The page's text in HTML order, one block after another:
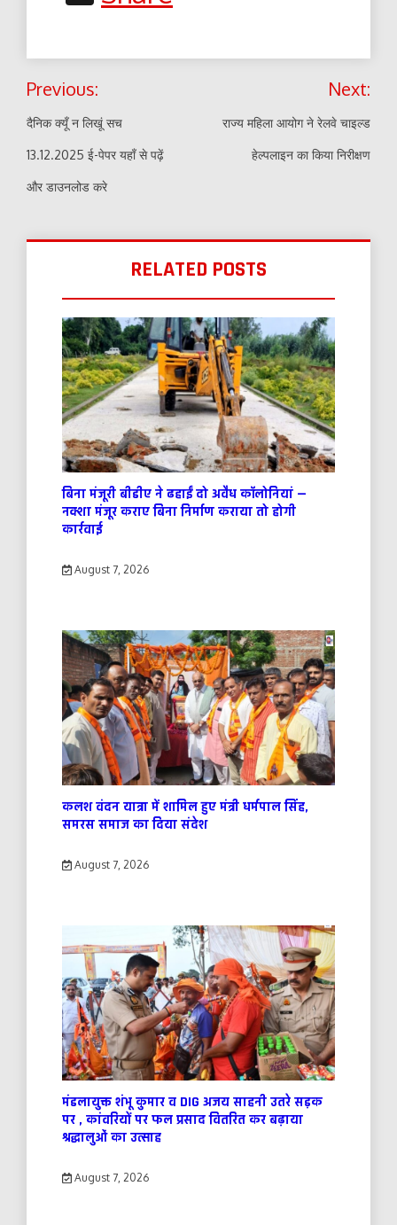
Post
navigation
Previous:
दैनिक क्यूँ न लिखूं सच
13.12.2025 ई-पेपर यहाँ से पढ़ें
और डाउनलोड करे
Next:
राज्य महिला आयोग ने रेलवे चाइल्ड
हेल्पलाइन का किया निरीक्षण
RELATED POSTS
बिना मंजूरी बीडीए ने ढहाईं दो अवैध कॉलोनियां —
नक्शा मंजूर कराए बिना निर्माण कराया तो होगी
कार्रवाई
August 7, 2026
कलश वंदन यात्रा में शामिल हुए मंत्री धर्मपाल सिंह,
समरस समाज का दिया संदेश
August 7, 2026
मंडलायुक्त शंभू कुमार व DIG अजय साहनी उतरे सड़क
पर , कांवरियों पर फल प्रसाद वितरित कर बढ़ाया
श्रद्धालुओं का उत्साह
August 7, 2026